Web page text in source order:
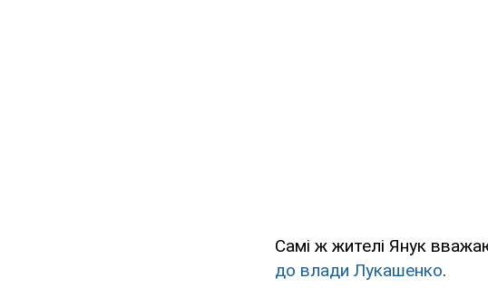
Самі ж жителі Янук
до влади Лукашенко.